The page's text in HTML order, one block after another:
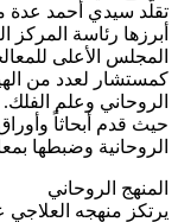
تقلّد سيدي أحمد عدة
أبرزها رئاسة المركز
المجلس الأعلى
كمستشار لعدد من
الروحاني وعلم
حيث قدم أبحاثاً
الروحانية وضبطها
المنهج الروحاني
يرتكز منهجه العلاجي